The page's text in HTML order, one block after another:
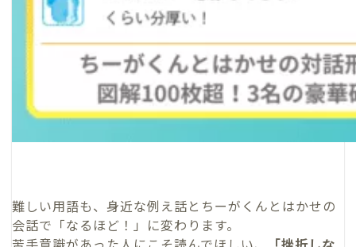
難しい用語も、身近な例え話とちーがくんとはかせの
会話で「なるほど！」に変わります。